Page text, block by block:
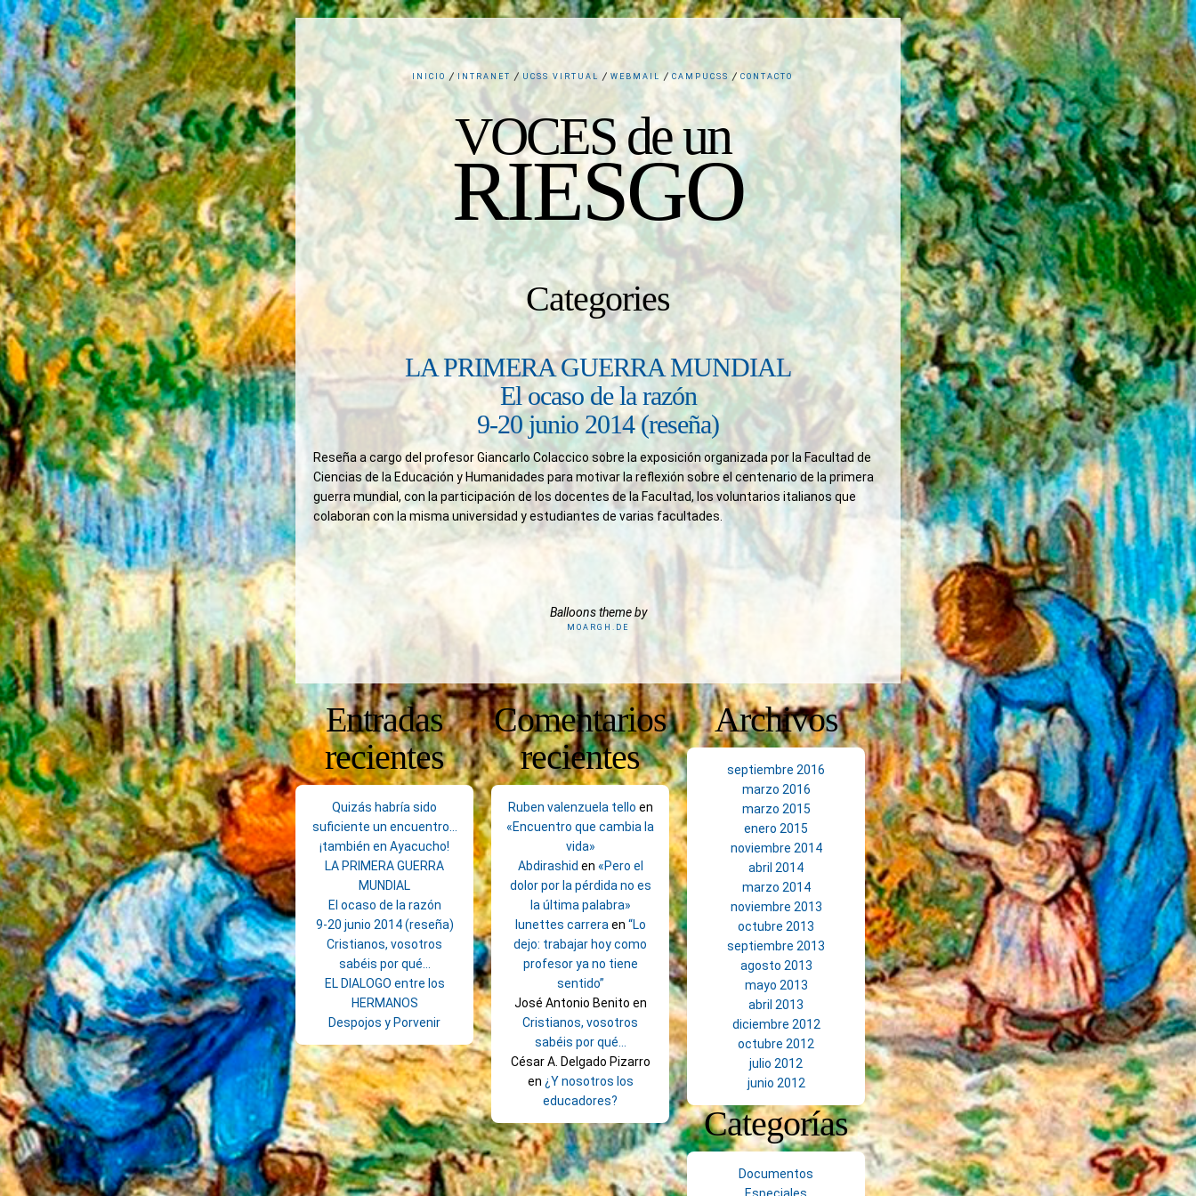
INICIO INTRANET UCSS VIRTUAL WEBMAIL CAMPUCSS CONTACTO
VOCES de un
RIESGO
Categories
LA PRIMERA GUERRA MUNDIAL
El ocaso de la razón
9-20 junio 2014 (reseña)
Reseña a cargo del profesor Giancarlo Colaccico sobre la exposición organizada por la Facultad de
Ciencias de la Educación y Humanidades para motivar la reflexión sobre el centenario de la primera
guerra mundial, con la participación de los docentes de la Facultad, los voluntarios italianos que
colaboran con la misma universidad y estudiantes de varias facultades.
Balloons theme by
MOARGH.DE
Entradas
recientes
Quizás habría sido
suficiente un encuentro…
¡también en Ayacucho!
LA PRIMERA GUERRA
MUNDIAL
El ocaso de la razón
9-20 junio 2014 (reseña)
Cristianos, vosotros
sabéis por qué…
EL DIALOGO entre los
HERMANOS
Despojos y Porvenir
Comentarios
recientes
Ruben valenzuela tello en
«Encuentro que cambia la
vida»
Abdirashid en «Pero el
dolor por la pérdida no es
la última palabra»
lunettes carrera en “Lo
dejo: trabajar hoy como
profesor ya no tiene
sentido”
José Antonio Benito en
Cristianos, vosotros
sabéis por qué…
César A. Delgado Pizarro
en ¿Y nosotros los
educadores?
Archivos
septiembre 2016
marzo 2016
marzo 2015
enero 2015
noviembre 2014
abril 2014
marzo 2014
noviembre 2013
octubre 2013
septiembre 2013
agosto 2013
mayo 2013
abril 2013
diciembre 2012
octubre 2012
julio 2012
junio 2012
Categorías
Documentos